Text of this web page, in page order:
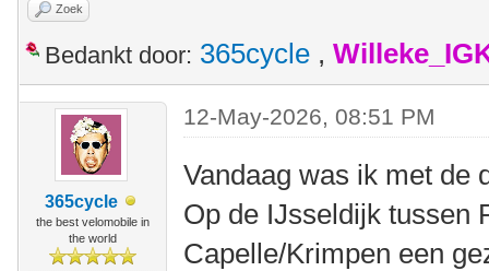
Zoek
Bedankt door: 365cycle ,
365cycle
the best velomobile in
the world
12-May-2026, 08:51 PM
Vandaag was ik met de
Op de IJsseldijk tussen
Capelle/Krimpen een